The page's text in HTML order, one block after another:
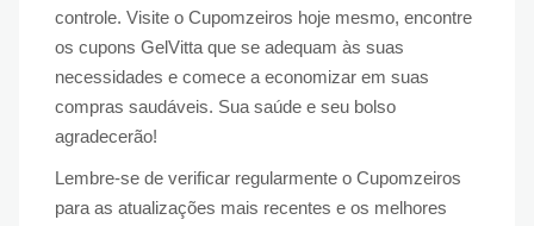
controle. Visite o Cupomzeiros hoje mesmo, encontre
os cupons GelVitta que se adequam às suas
necessidades e comece a economizar em suas
compras saudáveis. Sua saúde e seu bolso
agradecerão!
Lembre-se de verificar regularmente o Cupomzeiros
para as atualizações mais recentes e os melhores